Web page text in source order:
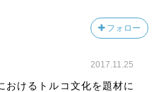
フォロー
2017.11.25
おけるトルコ文化を題材に